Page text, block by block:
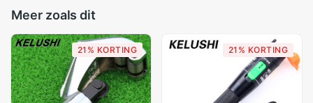
Meer zoals dit
21% KORTING 21% KORTING